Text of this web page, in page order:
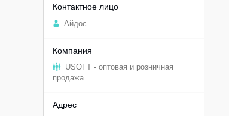
Aйдоc
USOFT - оптовая и розничная
продажа